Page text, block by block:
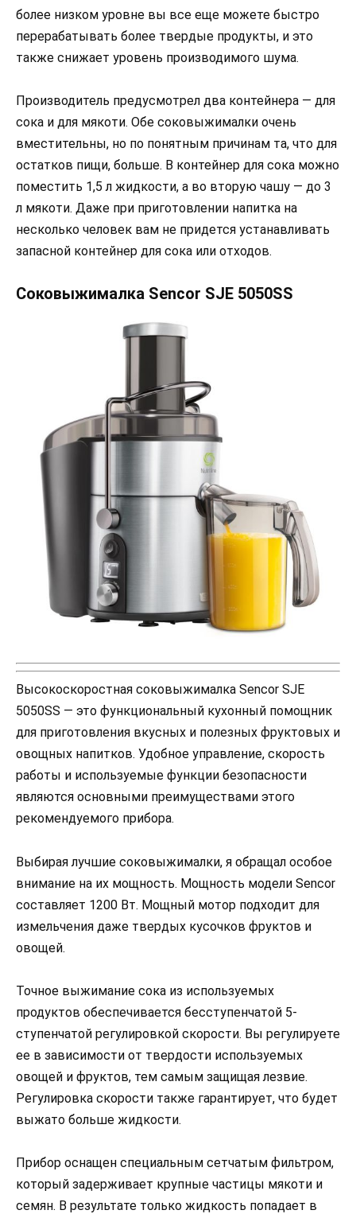
более низком уровне вы все еще можете быстро
перерабатывать более твердые продукты, и это
также снижает уровень производимого шума.
Производитель предусмотрел два контейнера — для
сока и для мякоти. Обе соковыжималки очень
вместительны, но по понятным причинам та, что для
остатков пищи, больше. В контейнер для сока можно
поместить 1,5 л жидкости, а во вторую чашу — до 3
л мякоти. Даже при приготовлении напитка на
несколько человек вам не придется устанавливать
запасной контейнер для сока или отходов.
Соковыжималка Sencor SJE 5050SS
Высокоскоростная соковыжималка Sencor SJE
5050SS — это функциональный кухонный помощник
для приготовления вкусных и полезных фруктовых и
овощных напитков. Удобное управление, скорость
работы и используемые функции безопасности
являются основными преимуществами этого
рекомендуемого прибора.
Выбирая лучшие соковыжималки, я обращал особое
внимание на их мощность. Мощность модели Sencor
составляет 1200 Вт. Мощный мотор подходит для
измельчения даже твердых кусочков фруктов и
овощей.
Точное выжимание сока из используемых
продуктов обеспечивается бесступенчатой 5-
ступенчатой регулировкой скорости. Вы регулируете
ее в зависимости от твердости используемых
овощей и фруктов, тем самым защищая лезвие.
Регулировка скорости также гарантирует, что будет
выжато больше жидкости.
Прибор оснащен специальным сетчатым фильтром,
который задерживает крупные частицы мякоти и
семян. В результате только жидкость попадает в